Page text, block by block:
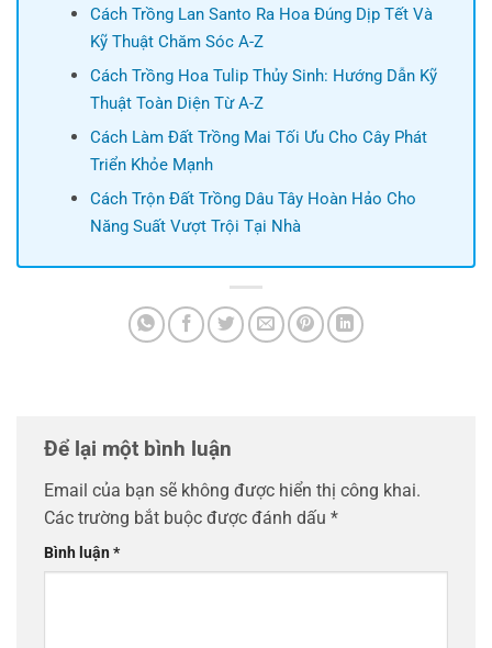
Cách Trồng Lan Santo Ra Hoa Đúng Dịp Tết Và
Kỹ Thuật Chăm Sóc A-Z
Cách Trồng Hoa Tulip Thủy Sinh: Hướng Dẫn Kỹ
Thuật Toàn Diện Từ A-Z
Cách Làm Đất Trồng Mai Tối Ưu Cho Cây Phát
Triển Khỏe Mạnh
Cách Trộn Đất Trồng Dâu Tây Hoàn Hảo Cho
Năng Suất Vượt Trội Tại Nhà
Để lại một bình luận
Email của bạn sẽ không được hiển thị công khai.
Các trường bắt buộc được đánh dấu *
Bình luận*